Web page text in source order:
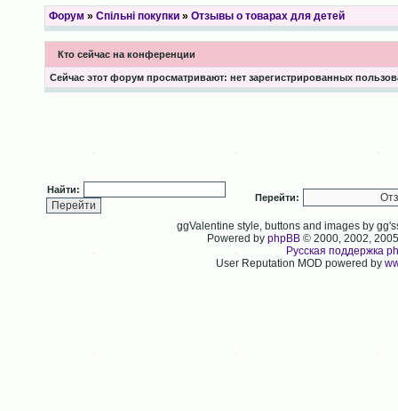
Форум » Спільні покупки» Отзывы о товарах для детей
Кто сейчас на конференции
Сейчас этот форум просматривают: нет зарегистрированных
Найти:
Перейти:
ggValentine style, buttons and images by
Powered byphpBB © 2000, 2002,
Русская поддержка
User Reputation MOD powered by